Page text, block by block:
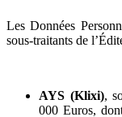
Les Données
sous-traitants de
AYS (Klixi),
000 Euros,